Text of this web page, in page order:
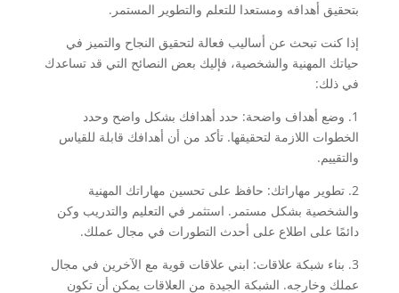
بتحقيق أهدافه ومستعدا للتعلم والتطوير المستمر.
إذا كنت تبحث عن أساليب فعالة لتحقيق النجاح والتميز في
حياتك المهنية والشخصية، فإليك بعض النصائح التي قد تساعدك
في ذلك:
1. وضع أهداف واضحة: حدد أهدافك بشكل واضح وحدد
الخطوات اللازمة لتحقيقها. تأكد من أن أهدافك قابلة للقياس
والتقييم.
2. تطوير مهاراتك: حافظ على تحسين مهاراتك المهنية
والشخصية بشكل مستمر. استثمر في التعليم والتدريب وكن
دائمًا على اطلاع على أحدث التطورات في مجال عملك.
3. بناء شبكة علاقات: ابني علاقات قوية مع الآخرين في مجال
عملك وخارجه. الشبكة الجيدة من العلاقات يمكن أن تكون